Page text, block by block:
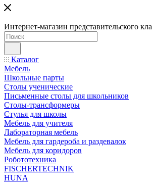
Интернет-магазин представительского
Каталог
Мебель
Школьные парты
Столы ученические
Письменные столы для школьников
Столы-трансформеры
Стулья для школы
Мебель для учителя
Лабораторная мебель
Мебель для гардероба и раздевалок
Мебель для коридоров
Робототехника
FISCHERTECHNIK
HUNA